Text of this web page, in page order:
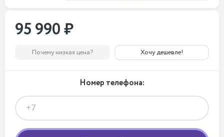
95 990 ₽
Почему низкая цена? Хочу дешевле!
Номер телефона: